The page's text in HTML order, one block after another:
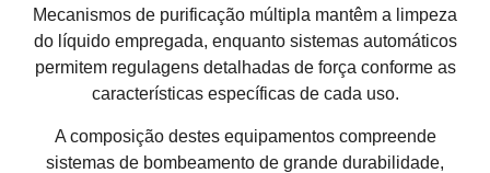
Mecanismos de purificação múltipla mantêm a limpeza
do líquido empregada, enquanto sistemas automáticos
permitem regulagens detalhadas de força conforme as
características específicas de cada uso.
A composição destes equipamentos compreende
sistemas de bombeamento de grande durabilidade,